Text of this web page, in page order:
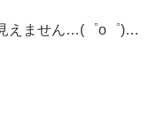
えません…(゜o゜)…